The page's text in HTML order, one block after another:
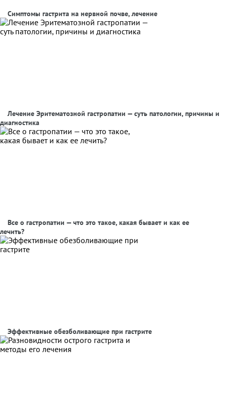
Симптомы гастрита на нервной почве, лечение
Лечение Эритематозной гастропатии — суть патологии, причины и
диагностика
Все о гастропатии — что это такое, какая бывает и как ее
лечить?
Эффективные обезболивающие при гастрите